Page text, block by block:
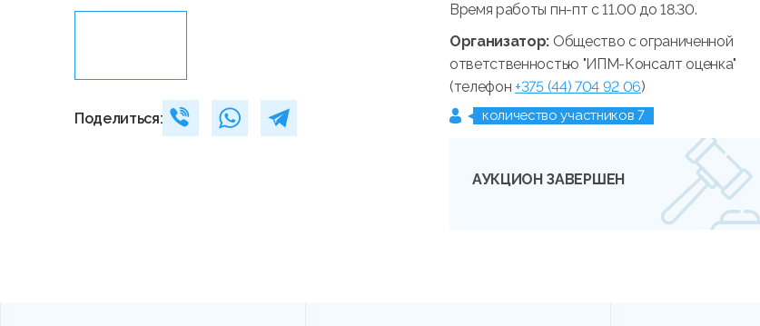
Поделиться:
Время работы пн-пт с 11.00 до 18.30.
Организатор: Общество с ограниченной
ответственностью "ИПМ-Консалт оценка"
(телефон+375 (44) 704 92 06)
количество участников 7
АУКЦИОН ЗАВЕРШЕН